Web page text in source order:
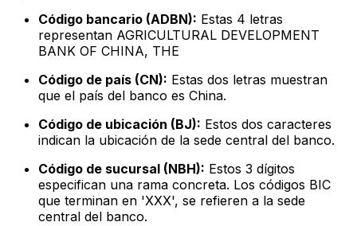
Código bancario (ADBN): Estas 4 letras
representan AGRICULTURAL DEVELOPMENT
BANK OF CHINA, THE
Código de país (CN): Estas dos letras muestran
que el país del banco es China.
Código de ubicación (BJ): Estos dos caracteres
indican la ubicación de la sede central del banco.
Código de sucursal (NBH): Estos 3 dígitos
especifican una rama concreta. Los códigos BIC
que terminan en 'XXX', se refieren a la sede
central del banco.